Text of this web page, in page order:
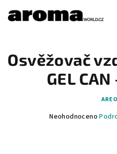
obsah
Osvěžovač
GEL CAN
Průměrné
Neohodnoceno